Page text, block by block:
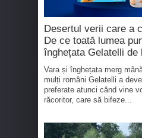
Desertul verii care a
De ce toată lumea
înghețata Gelatelli de
Vara și înghețata merg
mulți români Gelatelli a
preferate atunci când vine
răcoritor, care să bifeze...